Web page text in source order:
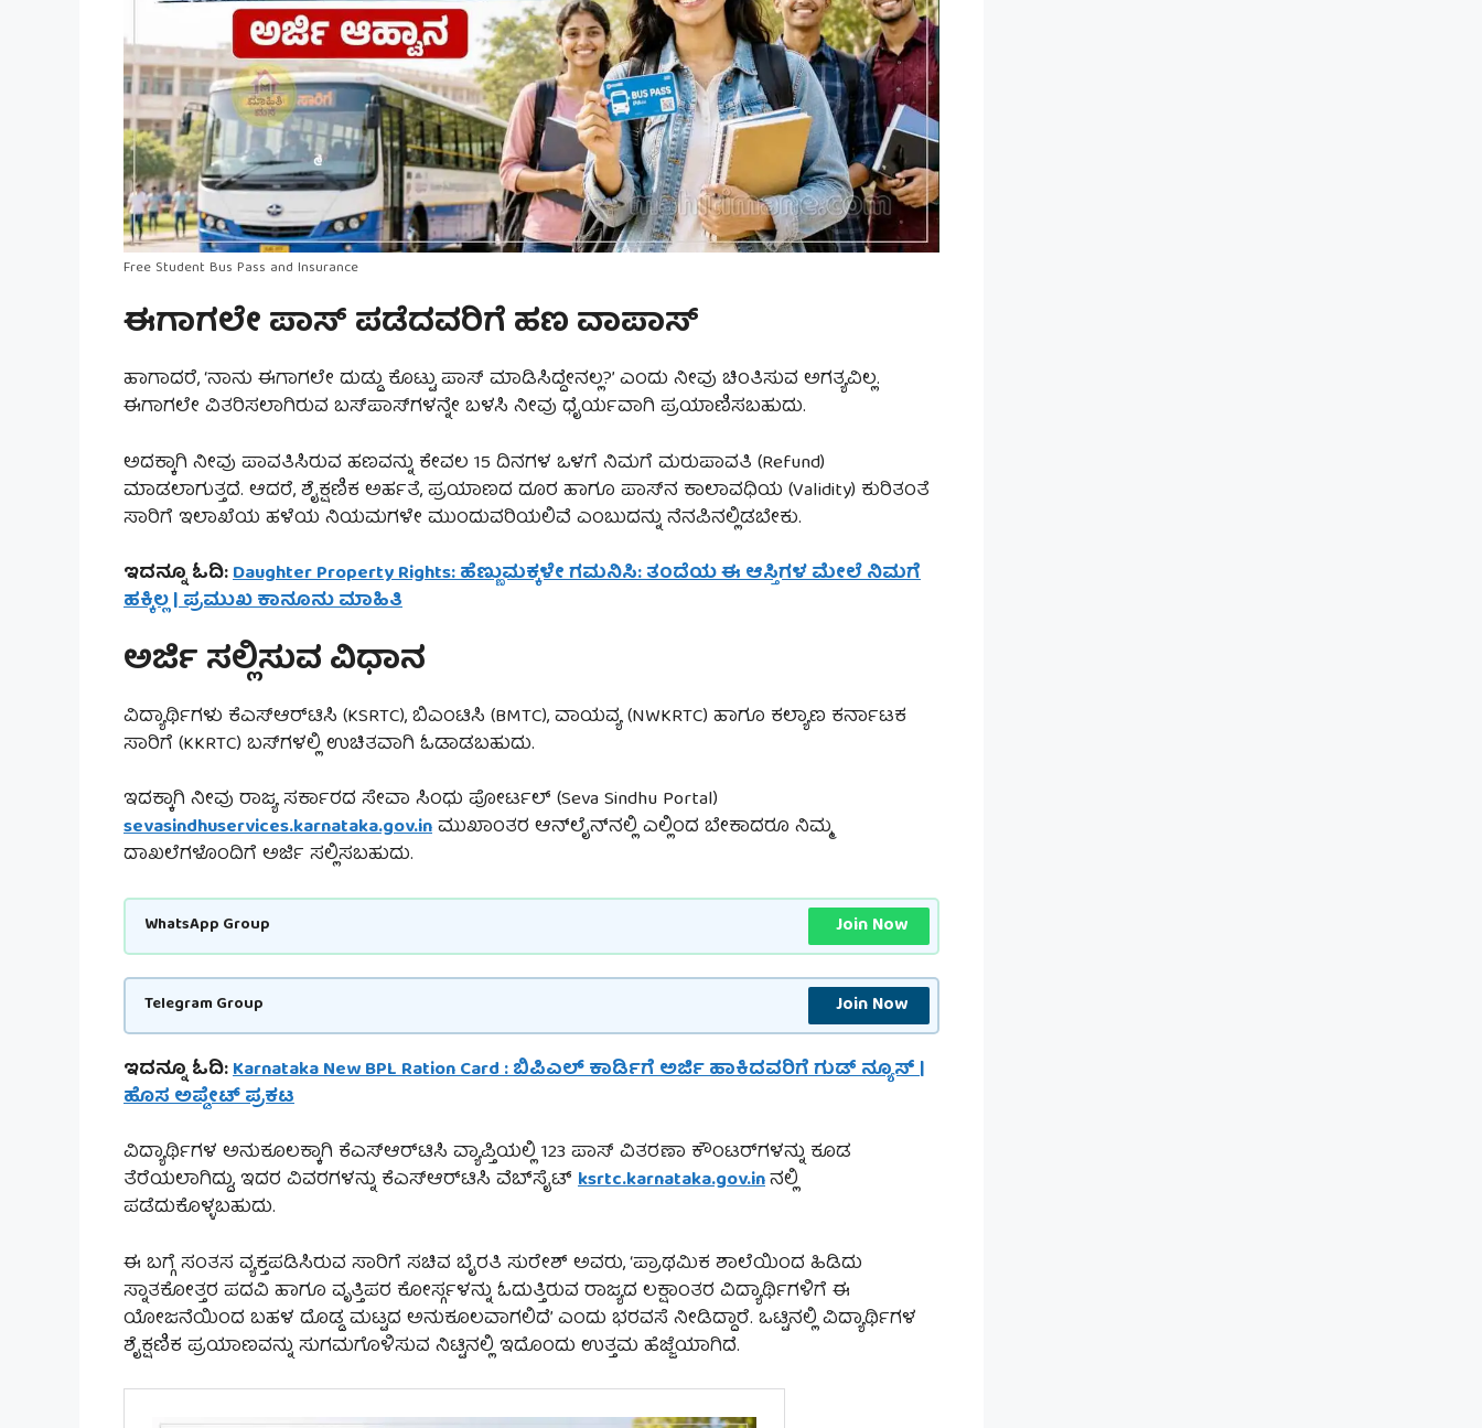
Free Student Bus Pass and Insurance
ಈಗಾಗಲೇ ಪಾಸ್ ಪಡೆದವರಿಗೆ ಹಣ ವಾಪಾಸ್
ಹಾಗಾದರೆ, ‘ನಾನು ಈಗಾಗಲೇ ದುಡ್ಡು ಕೊಟ್ಟು ಪಾಸ್ ಮಾಡಿಸಿದ್ದೇನಲ್ಲ?’ ಎಂದು ನೀವು ಚಿಂತಿಸುವ ಅಗತ್ಯವಿಲ್ಲ.
ಈಗಾಗಲೇ ವಿತರಿಸಲಾಗಿರುವ ಬಸ್‌ಪಾಸ್‌ಗಳನ್ನೇ ಬಳಸಿ ನೀವು ಧೈರ್ಯವಾಗಿ ಪ್ರಯಾಣಿಸಬಹುದು.
ಅದಕ್ಕಾಗಿ ನೀವು ಪಾವತಿಸಿರುವ ಹಣವನ್ನು ಕೇವಲ 15 ದಿನಗಳ ಒಳಗೆ ನಿಮಗೆ ಮರುಪಾವತಿ (Refund)
ಮಾಡಲಾಗುತ್ತದೆ. ಆದರೆ, ಶೈಕ್ಷಣಿಕ ಅರ್ಹತೆ, ಪ್ರಯಾಣದ ದೂರ ಹಾಗೂ ಪಾಸ್‌ನ ಕಾಲಾವಧಿಯ (Validity) ಕುರಿತಂತೆ
ಸಾರಿಗೆ ಇಲಾಖೆಯ ಹಳೆಯ ನಿಯಮಗಳೇ ಮುಂದುವರಿಯಲಿವೆ ಎಂಬುದನ್ನು ನೆನಪಿನಲ್ಲಿಡಬೇಕು.
ಇದನ್ನೂ ಓದಿ:Daughter Property Rights: ಹೆಣ್ಣುಮಕ್ಕಳೇ ಗಮನಿಸಿ: ತಂದೆಯ ಈ ಆಸ್ತಿಗಳ ಮೇಲೆ ನಿಮಗೆ
ಹಕ್ಕಿಲ್ಲ | ಪ್ರಮುಖ ಕಾನೂನು ಮಾಹಿತಿ
ಅರ್ಜಿ ಸಲ್ಲಿಸುವ ವಿಧಾನ
ವಿದ್ಯಾರ್ಥಿಗಳು ಕೆಎಸ್‌ಆರ್‌ಟಿಸಿ (KSRTC), ಬಿಎಂಟಿಸಿ (BMTC), ವಾಯವ್ಯ (NWKRTC) ಹಾಗೂ ಕಲ್ಯಾಣ ಕರ್ನಾಟಕ
ಸಾರಿಗೆ (KKRTC) ಬಸ್‌ಗಳಲ್ಲಿ ಉಚಿತವಾಗಿ ಓಡಾಡಬಹುದು.
ಇದಕ್ಕಾಗಿ ನೀವು ರಾಜ್ಯ ಸರ್ಕಾರದ ಸೇವಾ ಸಿಂಧು ಪೋರ್ಟಲ್ (Seva Sindhu Portal)
sevasindhuservices.karnataka.gov.inಮುಖಾಂತರ ಆನ್‌ಲೈನ್‌ನಲ್ಲಿ ಎಲ್ಲಿಂದ ಬೇಕಾದರೂ ನಿಮ್ಮ
ದಾಖಲೆಗಳೊಂದಿಗೆ ಅರ್ಜಿ ಸಲ್ಲಿಸಬಹುದು.
WhatsApp Group Join Now
Telegram Group Join Now
ಇದನ್ನೂ ಓದಿ:Karnataka New BPL Ration Card : ಬಿಪಿಎಲ್ ಕಾರ್ಡಿಗೆ ಅರ್ಜಿ ಹಾಕಿದವರಿಗೆ ಗುಡ್ ನ್ಯೂಸ್ |
ಹೊಸ ಅಪ್ಡೇಟ್ ಪ್ರಕಟ
ವಿದ್ಯಾರ್ಥಿಗಳ ಅನುಕೂಲಕ್ಕಾಗಿ ಕೆಎಸ್‌ಆರ್‌ಟಿಸಿ ವ್ಯಾಪ್ತಿಯಲ್ಲಿ 123 ಪಾಸ್ ವಿತರಣಾ ಕೌಂಟರ್‌ಗಳನ್ನು ಕೂಡ
ತೆರೆಯಲಾಗಿದ್ದು, ಇದರ ವಿವರಗಳನ್ನು ಕೆಎಸ್‌ಆರ್‌ಟಿಸಿ ವೆಬ್‌ಸೈಟ್ ksrtc.karnataka.gov.inನಲ್ಲಿ
ಪಡೆದುಕೊಳ್ಳಬಹುದು.
ಈ ಬಗ್ಗೆ ಸಂತಸ ವ್ಯಕ್ತಪಡಿಸಿರುವ ಸಾರಿಗೆ ಸಚಿವ ಬೈರತಿ ಸುರೇಶ್ ಅವರು, ‘ಪ್ರಾಥಮಿಕ ಶಾಲೆಯಿಂದ ಹಿಡಿದು
ಸ್ನಾತಕೋತ್ತರ ಪದವಿ ಹಾಗೂ ವೃತ್ತಿಪರ ಕೋರ್ಸ್ಗಳನ್ನು ಓದುತ್ತಿರುವ ರಾಜ್ಯದ ಲಕ್ಷಾಂತರ ವಿದ್ಯಾರ್ಥಿಗಳಿಗೆ ಈ
ಯೋಜನೆಯಿಂದ ಬಹಳ ದೊಡ್ಡ ಮಟ್ಟದ ಅನುಕೂಲವಾಗಲಿದೆ’ ಎಂದು ಭರವಸೆ ನೀಡಿದ್ದಾರೆ. ಒಟ್ಟಿನಲ್ಲಿ ವಿದ್ಯಾರ್ಥಿಗಳ
ಶೈಕ್ಷಣಿಕ ಪ್ರಯಾಣವನ್ನು ಸುಗಮಗೊಳಿಸುವ ನಿಟ್ಟಿನಲ್ಲಿ ಇದೊಂದು ಉತ್ತಮ ಹೆಜ್ಜೆಯಾಗಿದೆ.